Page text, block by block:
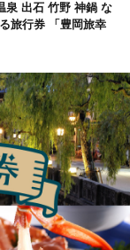
泉 出石 竹野 神鍋 な
旅行券 「豊岡旅幸